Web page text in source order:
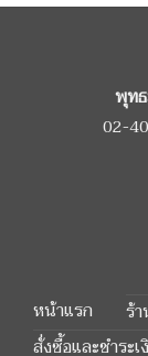
พุท
02-
หน้าแรก ร้
สั่งซื้อและชำระเ